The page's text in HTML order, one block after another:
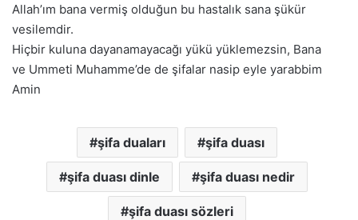
Allah’ım bana vermiş olduğun bu hastalık sana şükür
vesilemdir.
Hiçbir kuluna dayanamayacağı yükü yüklemezsin, Bana
ve Ummeti Muhamme’de de şifalar nasip eyle yarabbim
Amin
şifa duaları şifa duası
şifa duası dinle şifa duası nedir
şifa duası sözleri